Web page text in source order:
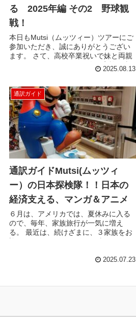
る 2025年編 その2 野球観
戦！
本日もMutsi（ムッツィー）ツアーにご
参加いただき、誠にありがとうござい
ます。 さて、高校卒業祝いで妹と両親
とやってきた、アメリカ人ご家族の東
京の旅。 護摩祈祷ごまきとうを見学
お話しはこちら...
2025.08.13
通訳ガイド
通訳ガイドMutsi(ムッツィ
ー）の日本探検隊！！日本の
経済支える、マンガ＆アニメ
６月は、アメリカでは、夏休みに入る
ので、毎年、家族旅行が一気に増え
る。 最近は、続けざまに、３家族をお
のお兄ちゃんと１３歳の妹の子連れツ
2025.07.23